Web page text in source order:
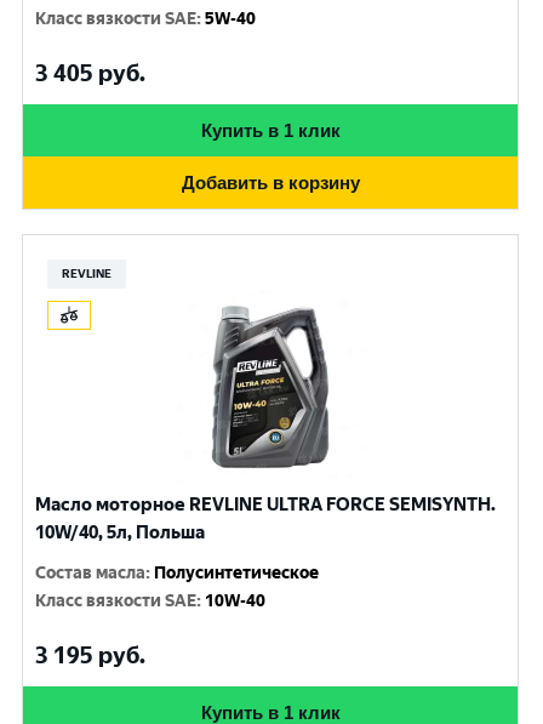
Класс вязкости SAE:5W-40
3 405 руб.
Купить в 1 клик
Добавить в корзину
REVLINE
Масло моторное REVLINE ULTRA FORCE SEMISYNTH.
10W/40, 5л, Польша
Состав масла: Полусинтетическое
Класс вязкости SAE: 10W-40
3 195 руб.
Купить в 1 клик